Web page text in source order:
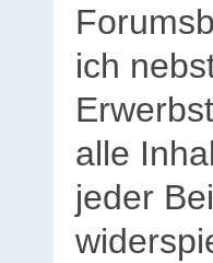
ich
alle
jeder